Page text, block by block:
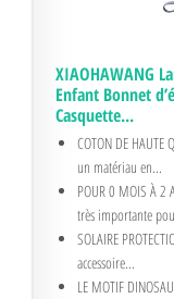
XIAOHAWANG
Enfant Bonnet
Casquette...
COTON DE
un matériau en...
POUR 0 MOIS À
très importante
SOLAIRE
accessoire...
LE MOTIF